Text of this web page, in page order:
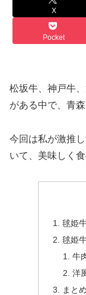
X
Pocket
松坂牛、神戸牛
がある中で、青
今回は私が激推
いて、美味しく
毬姫
毬姫
牛
洋
まとめ